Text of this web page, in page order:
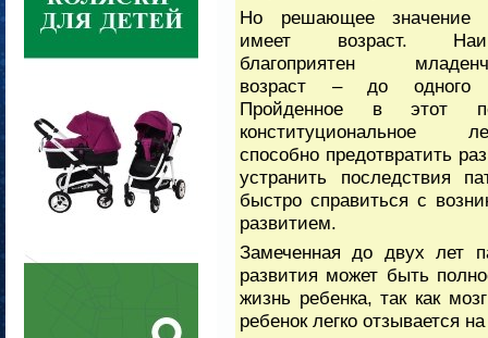
Но решающее значение
имеет возраст.
благоприятен
возраст – до одного
Пройденное в этот
конституциональное
способно предотвратить
устранить последствия
быстро справиться с
развитием.
Замеченная до двух лет
развития может быть
жизнь ребенка, так как
ребенок легко отзывается